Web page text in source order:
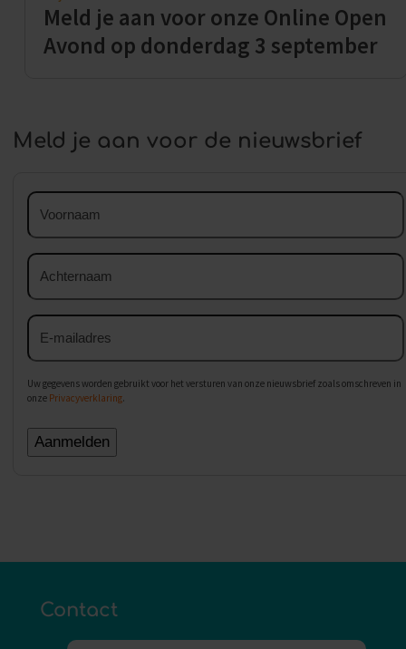
Meld je aan voor onze Online Open
Avond op donderdag 3 september
Meld je aan voor de nieuwsbrief
Voornaam
Achternaam
E-
mailadres
Uw gegevens worden gebruikt voor het versturen van onze nieuwsbrief zoals omschreven in
onze Privacyverklaring.
Contact